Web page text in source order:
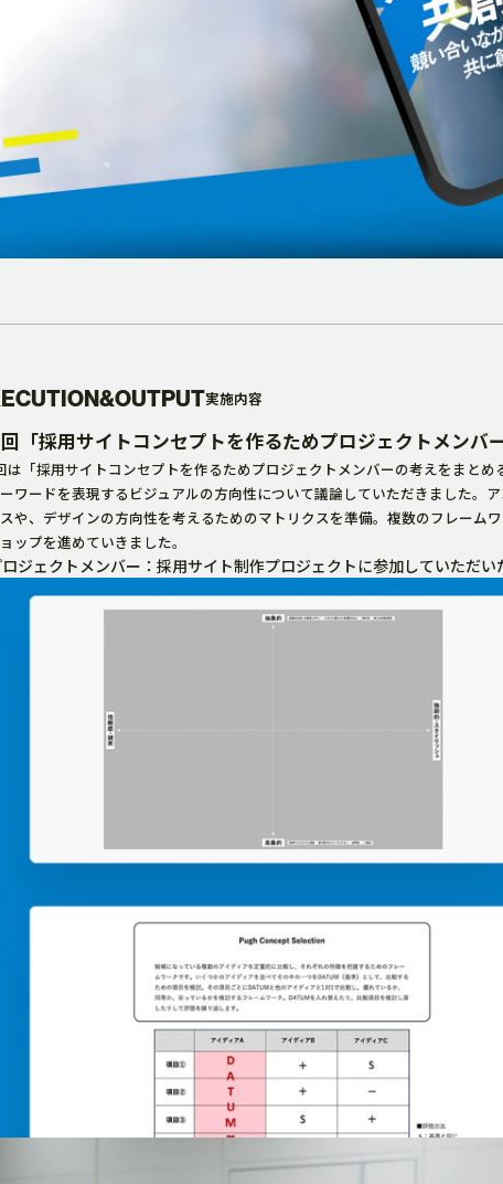
実施内容
「採用サイトコンセプトを作るためプロジェクトメンバ
は「採用サイトコンセプトを作るためプロジェクトメンバーの考えをまと
ワードを表現するビジュアルの方向性について議論していただきました。
や、デザインの方向性を考えるためのマトリクスを準備。複数のフレーム
ップを進めていきました。
ジェクトメンバー：採用サイト制作プロジェクトに参加していただ